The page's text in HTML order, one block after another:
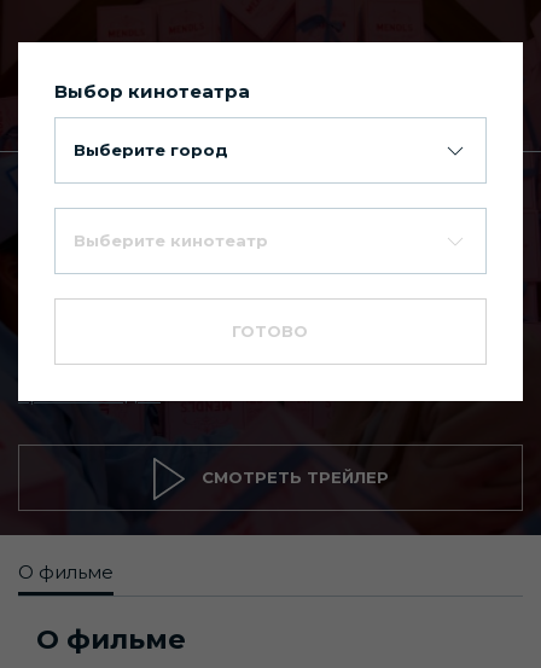
Отель «Гранд
Будапешт»
СМОТРЕТЬ ТРЕЙЛЕР
О фильме
О фильме
Выбор кинотеатра
Выберите город
Выберите кинотеатр
ГОТОВО